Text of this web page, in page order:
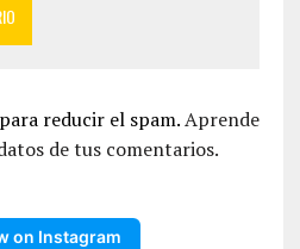
reducir el spam.Aprende
de tus comentarios.
on Instagram